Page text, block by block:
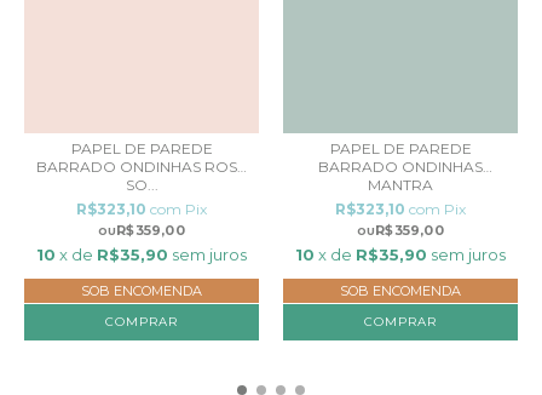
PAPEL DE PAREDE
BARRADO ONDINHAS ROSA
SO...
R$359,00
R$323,10 com Pix
10 x de R$35,90 sem juros
SOB ENCOMENDA
COMPRAR
PAPEL DE PAREDE
BARRADO ONDINHAS
MANTRA
R$359,00
R$323,10 com Pix
10 x de R$35,90 sem juros
SOB ENCOMENDA
COMPRAR